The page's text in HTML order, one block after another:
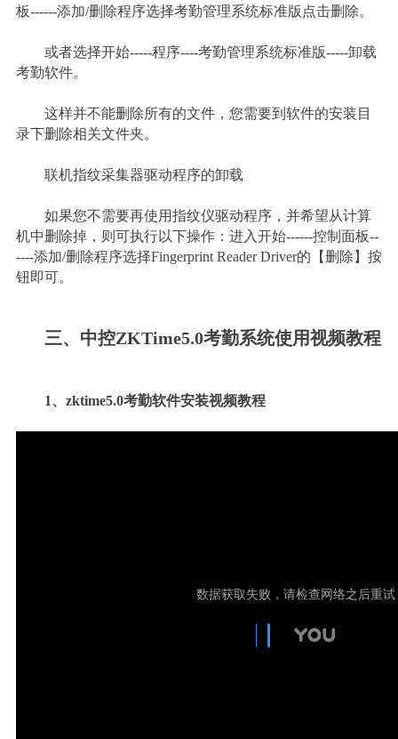
板------添加/删除程序选择考勤管理系统标准版点击删除。
或者选择开始-----程序----考勤管理系统标准版-----卸载
考勤软件。
这样并不能删除所有的文件，您需要到软件的安装目
录下删除相关文件夹。
联机指纹采集器驱动程序的卸载
如果您不需要再使用指纹仪驱动程序，并希望从计算
机中删除掉，则可执行以下操作：进入开始------控制面板--
----添加/删除程序选择Fingerprint Reader Driver的【删除】按
钮即可。
三、中控ZKTime5.0考勤系统使用视频教程
1、 zktime5.0考勤软件安装视频教程